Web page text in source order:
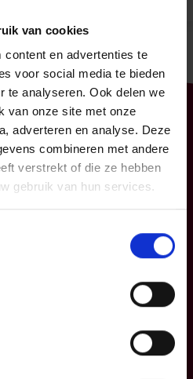
van cookies
en advertenties te
voor social media te bieden
te analyseren. Ook delen we
van onze site met onze
adverteren en analyse. Deze
combineren met andere
verstrekt of die ze hebben
gebruik van hun services.
Professioneel
Uw bedrijf
KMO